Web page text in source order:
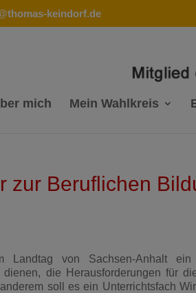
keindorf.de
mich Mein Wahlkreis
zur Beruflichen
Landtag von Sachsen-Anhalt ein
die Herausforderungen für
soll es ein Unterrichtsfach